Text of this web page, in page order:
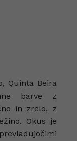
Quinta Beira
barve z
in zrelo, z
Okus je